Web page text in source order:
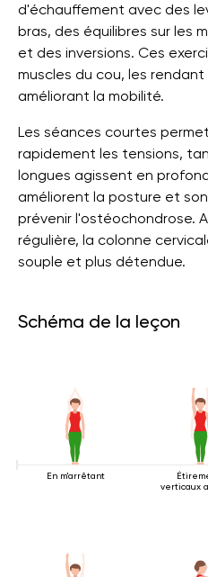
d'échauffement avec des
bras, des équilibres sur les
et des inversions. Ces
muscles du cou, les
améliorant la mobilité.
Les séances courtes
rapidement les tensions,
longues agissent en
améliorent la posture et
prévenir l'ostéochondrose.
régulière, la colonne
souple et plus détendue.
Schéma de la leçon
En m'arrêtant
verticaux